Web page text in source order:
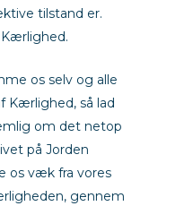
tilstand er.
os selv og alle
Kærlighed, så lad
om det netop
på Jorden
os væk fra vores
gennem